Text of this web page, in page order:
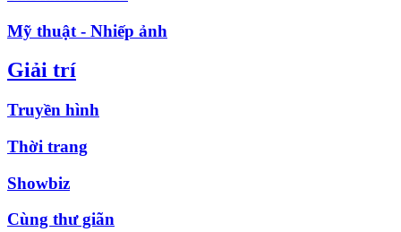
Mỹ thuật - Nhiếp ảnh
Giải trí
Truyền hình
Thời trang
Showbiz
Cùng thư giãn